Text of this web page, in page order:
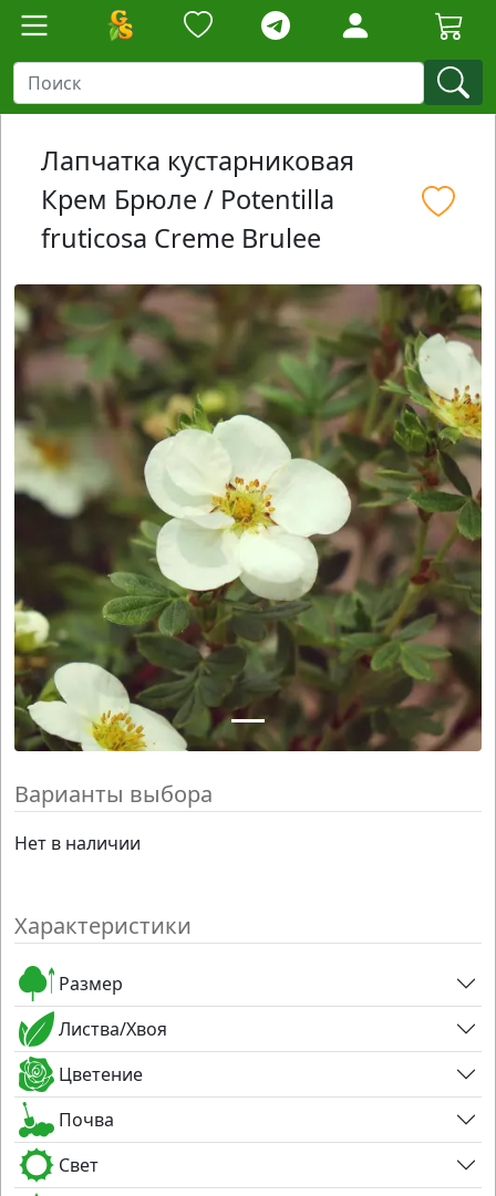
Лапчатка кустарниковая
Крем Брюле / Potentilla
fruticosa Creme Brulee
Варианты выбора
Нет в наличии
Характеристики
Размер
Листва/Хвоя
Цветение
Почва
Свет